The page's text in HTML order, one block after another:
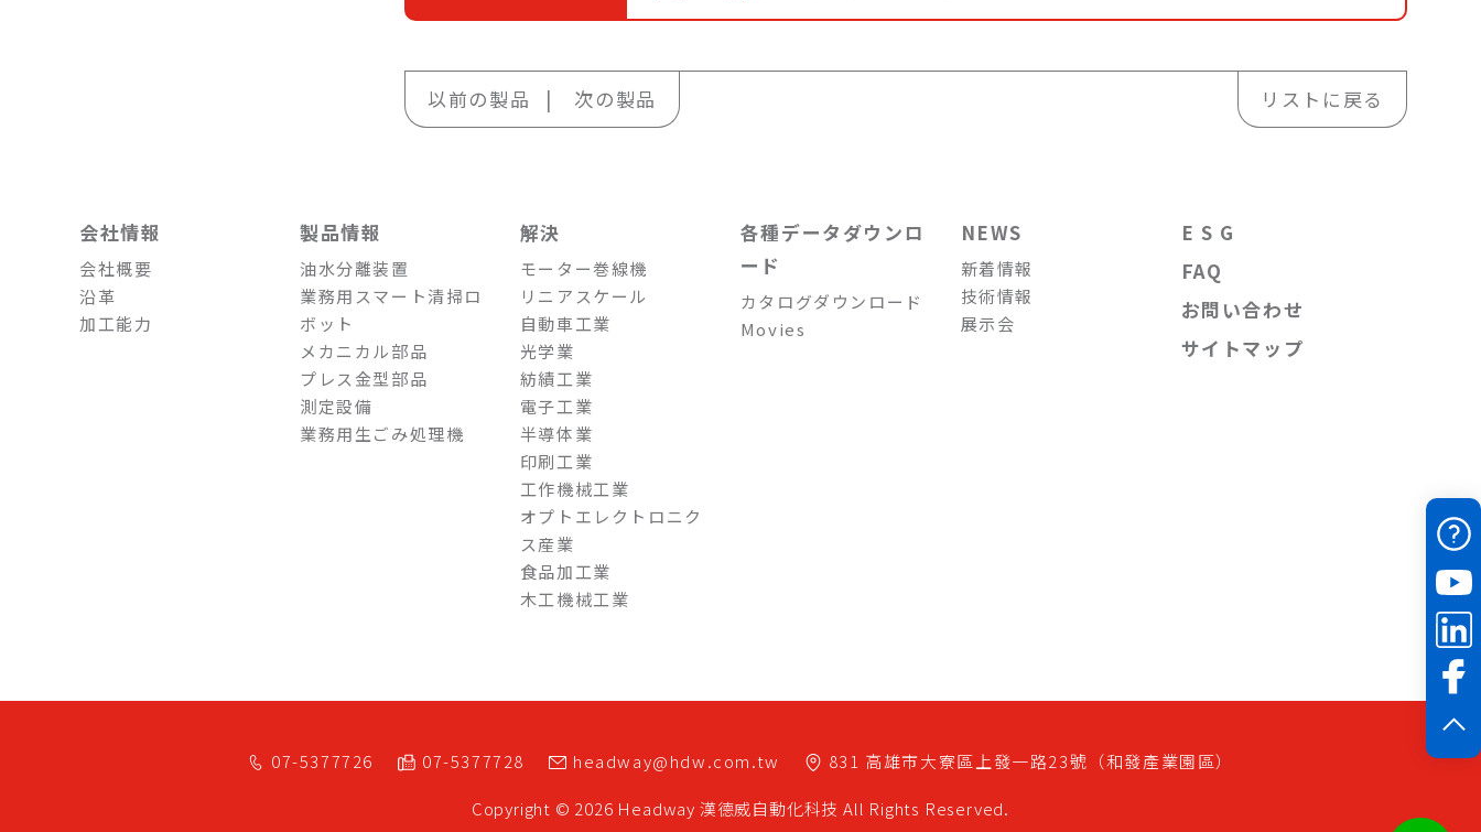
以前の製品 次の製品 リストに戻る
会社情報
会社概要
沿革
加工能力
製品情報
油水分離装置
業務用スマート清掃ロ
ボット
メカニカル部品
プレス金型部品
測定設備
業務用生ごみ処理機
解決
モーター巻線機
リニアスケール
自動車工業
光学業
紡績工業
電子工業
半導体業
印刷工業
工作機械工業
オプトエレクトロニク
ス産業
食品加工業
木工機械工業
各種データダウンロ
ード
カタログダウンロード
Movies
NEWS
新着情報
技術情報
展示会
E S G
FAQ
お問い合わせ
サイトマップ
07-5377726 07-5377728 headway@hdw.com.tw 831 高雄市大寮區 上發一路23號（和發產業園區）
Copyright © 2026 Headway 漢德威自動化科技 All Rights Reserved.